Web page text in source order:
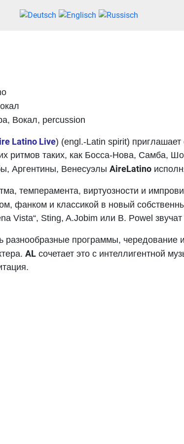
Вокал, percussion
Latino Live) (engl.-Latin spirit)
ритмов таких, как Босса-Нова,
Аргентины, Венесуэлы AireLatino
темперамента, виртуозности и
фанком и классикой в новый
Vista“, Sting, A.Jobim или B. Powel
разнообразные программы,
AL сочетает это с интеллигентной